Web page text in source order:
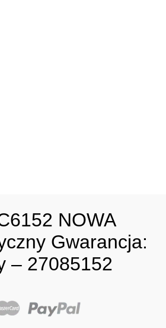
NOWA
Gwarancja:
– 27085152